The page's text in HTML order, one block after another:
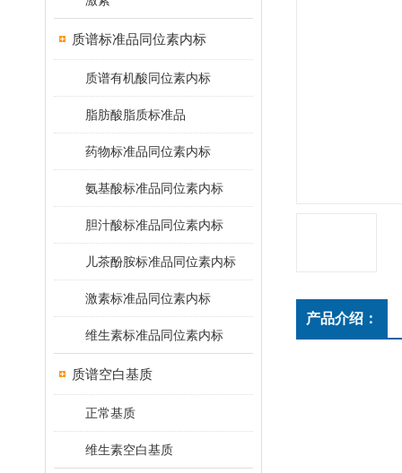
质谱标准品同位素内标
质谱有机酸同位素内标
脂肪酸脂质标准品
药物标准品同位素内标
氨基酸标准品同位素内标
胆汁酸标准品同位素内标
儿茶酚胺标准品同位素内标
激素标准品同位素内标
维生素标准品同位素内标
质谱空白基质
正常基质
维生素空白基质
产品介绍：